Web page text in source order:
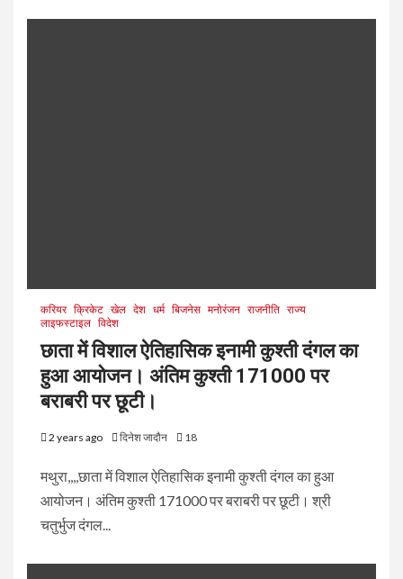
करियर क्रिकेट खेल देश धर्म बिजनेस मनोरंजन राजनीति राज्य
लाइफस्टाइल विदेश
छाता में विशाल ऐतिहासिक इनामी कुश्ती दंगल का
हुआ आयोजन। अंतिम कुश्ती 171000 पर
बराबरी पर छूटी।
2 years ago दिनेश जादौन 18
मथुरा,,,,छाता में विशाल ऐतिहासिक इनामी कुश्ती दंगल का हुआ
आयोजन। अंतिम कुश्ती 171000 पर बराबरी पर छूटी। श्री
चतुर्भुज दंगल...